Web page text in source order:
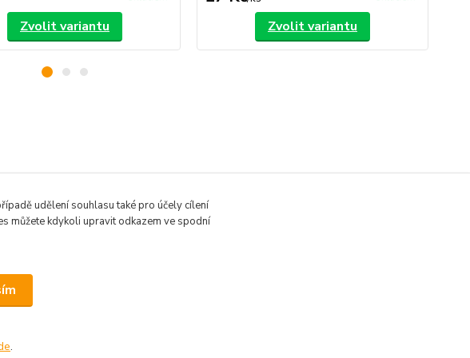
Zvolit variantu Zvolit variantu
udělení souhlasu také pro účely cílení
můžete kdykoli upravit odkazem ve spodní
.